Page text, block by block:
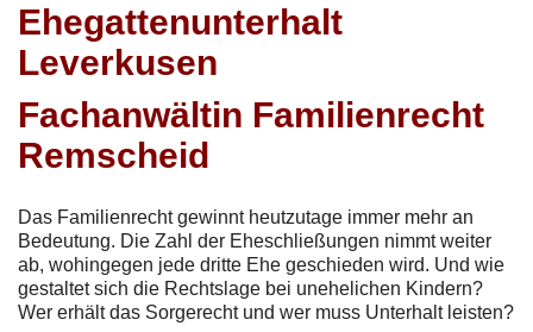
Ehegattenunterhalt
Leverkusen
Fachanwältin Familienrecht
Remscheid
Das Familienrecht gewinnt heutzutage immer mehr an
Bedeutung. Die Zahl der Eheschließungen nimmt weiter
ab, wohingegen jede dritte Ehe geschieden wird. Und wie
gestaltet sich die Rechtslage bei unehelichen Kindern?
Wer erhält das Sorgerecht und wer muss Unterhalt leisten?